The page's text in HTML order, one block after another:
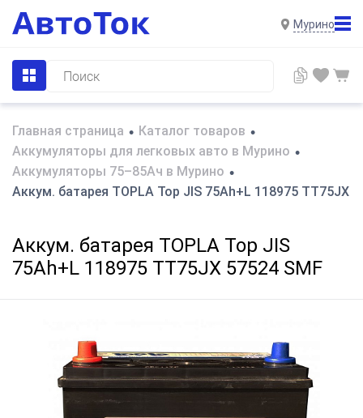
Мурино
Главная страница • Каталог товаров •
Аккумуляторы для легковых авто в Мурино •
Аккумуляторы 75–85Ач в Мурино •
Аккум. батарея TOPLA Top JIS 75Ah+L 118975 TT75JX
Аккум. батарея TOPLA Top JIS
75Ah+L 118975 TT75JX 57524 SMF